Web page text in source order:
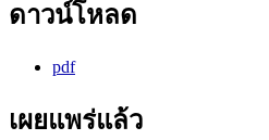
ดาวน์โหลด
pdf
เผยแพร่แล้ว